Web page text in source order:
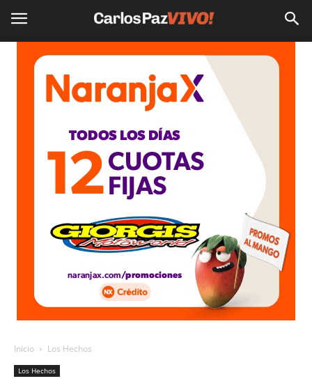
Inicio Los Hechos
Los Hechos